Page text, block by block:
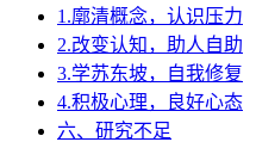
1.廓清概念，认识压力
2.改变认知，助人自助
3.学苏东坡，自我修复
4.积极心理，良好心态
六、研究不足